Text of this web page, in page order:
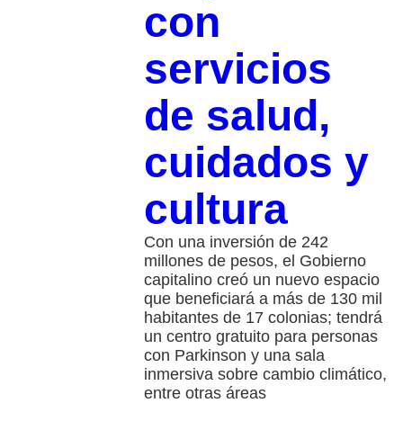
con
servicios
de salud,
cuidados y
cultura
Con una inversión de 242
millones de pesos, el Gobierno
capitalino creó un nuevo espacio
que beneficiará a más de 130 mil
habitantes de 17 colonias; tendrá
un centro gratuito para personas
con Parkinson y una sala
inmersiva sobre cambio climático,
entre otras áreas